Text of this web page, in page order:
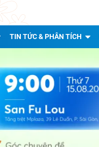
TIN TỨC & PHÂN TÍCH